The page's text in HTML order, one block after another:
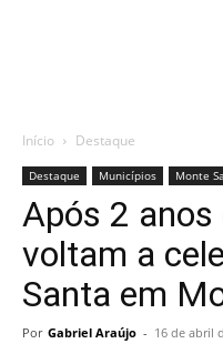
Início Destaque
Destaque Municípios Monte
Após 2
voltam a
Santa em
Por Gabriel Araújo - 16 de abril